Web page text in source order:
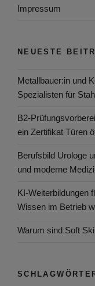
Impressum
NEUESTE
Metallbauer:in und
Spezialisten für
B2-
ein Zertifikat Türen
Berufsbild Urologe
und moderne
KI-Weiterbildungen
Wissen im Betrieb
Warum sind Soft